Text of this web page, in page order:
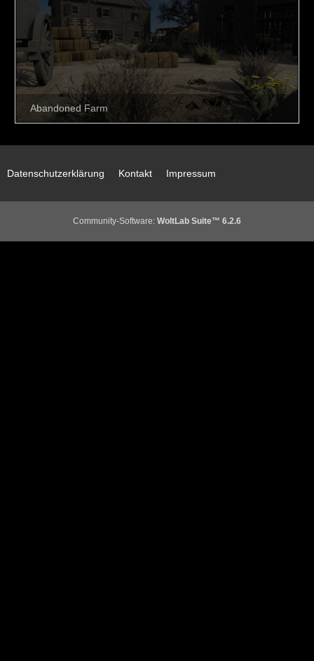
Datenschutzerklärung Kontakt Impressum
Community-Software: WoltLab Suite™ 6.2.6